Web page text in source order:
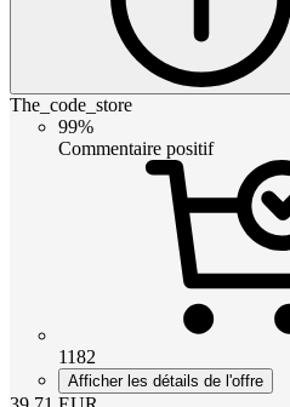
The_code_store
99%
Commentaire positif
1182
Afficher les détails de l'offre